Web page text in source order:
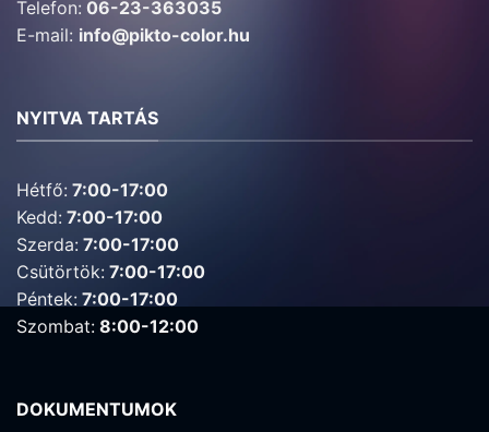
Telefon: 06-23-363035
E-mail: info@pikto-color.hu
NYITVA TARTÁS
Hétfő: 7:00-17:00
Kedd: 7:00-17:00
Szerda: 7:00-17:00
Csütörtök: 7:00-17:00
Péntek: 7:00-17:00
Szombat: 8:00-12:00
DOKUMENTUMOK